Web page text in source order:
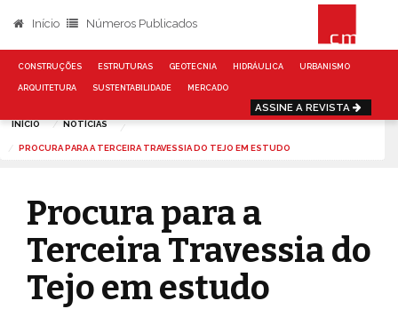
Início Números Publicados
CONSTRUÇÕES ESTRUTURAS GEOTECNIA HIDRÁULICA URBANISMO
ARQUITETURA SUSTENTABILIDADE MERCADO
ASSINE A REVISTA
INÍCIO NOTÍCIAS
PROCURA PARA A TERCEIRA TRAVESSIA DO TEJO EM ESTUDO
Procura para a
Terceira Travessia do
Tejo em estudo